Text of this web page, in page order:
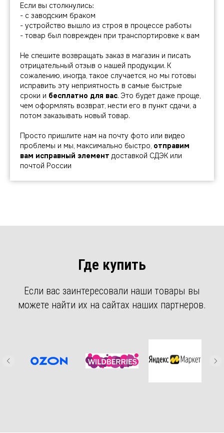
Если вы столкнулись:
- с заводским браком
- устройство вышло из строя в процессе работы
- товар был поврежден при транспортировке к вам
Не спешите возвращать заказ в магазин и писать
отрицательный отзыв о нашей продукции. К
сожалению, иногда, такое случается, но мы готовы
исправить эту неприятность в самые быстрые
сроки и бесплатно для вас. Это будет даже проще,
чем оформлять возврат, нести его в пункт сдачи, а
потом заказывать новый товар.
Просто пришлите нам на почту фото или видео
проблемы и мы, максимально быстро, отправим
вам исправный элемент доставкой СДЭК или
почтой России
Где купить
Если вас заинтересовали наши товары вы
можете найти их на сайтах наших партнеров.